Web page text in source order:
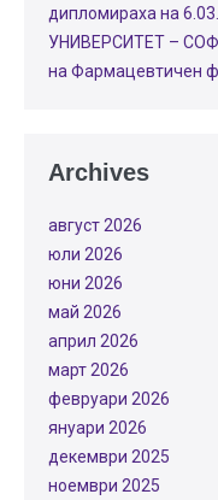
дипломираха на
УНИВЕРСИТЕТ –
на Фармацевтичен
Archives
август 2026
юли 2026
юни 2026
май 2026
април 2026
март 2026
февруари 2026
януари 2026
декември 2025
ноември 2025